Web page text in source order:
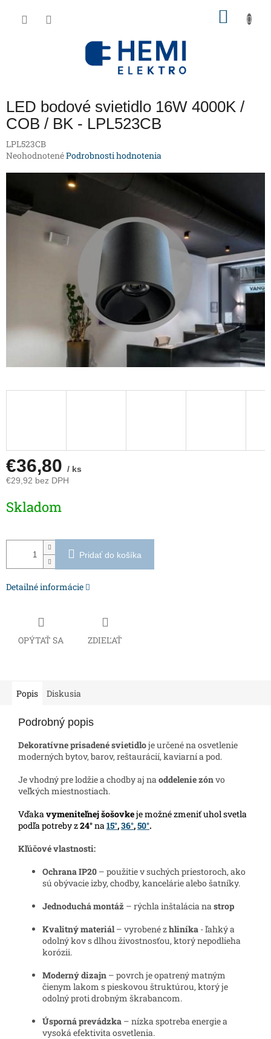
LED bodové svietidlo 16W 4000K /
COB / BK - LPL523CB
LPL523CB
Priemerné
0,0
z
hviezdičiek.
NeohodnotenéPodrobnosti hodnotenia
€36,80 / ks
€29,92 bez DPH
cena:
Skladom
Pridať do košíka
Detailné informácie
OPÝTAŤ SA ZDIEĽAŤ
Popis Diskusia
Podrobný popis
Dekoratívne prisadené svietidloje určené na osvetlenie
moderných bytov, barov, reštaurácií, kaviarní a pod.
Je vhodný pre lodžie a chodby aj naoddelenie zónvo
veľkých miestnostiach.
Vďakavymeniteľnej šošovkeje možné zmeniť uhol svetla
podľa potreby z24°na15°,36°,50°.
Kľúčové vlastnosti:
Ochrana IP20 – použitie v suchých priestoroch, ako
sú obývacie izby, chodby, kancelárie alebo šatníky.
Jednoduchá montáž – rýchla inštalácia nastrop
Kvalitný materiál– vyrobené zhliníka - ľahký a
odolný kov s dlhou živostnosťou, ktorý nepodlieha
korózii.
Moderný dizajn – povrch je opatrený matným
čienym lakom s pieskovou štruktúrou, ktorý je
odolný proti drobným škrabancom.
Úsporná prevádzka – nízka spotreba energie a
vysoká efektivita osvetlenia.